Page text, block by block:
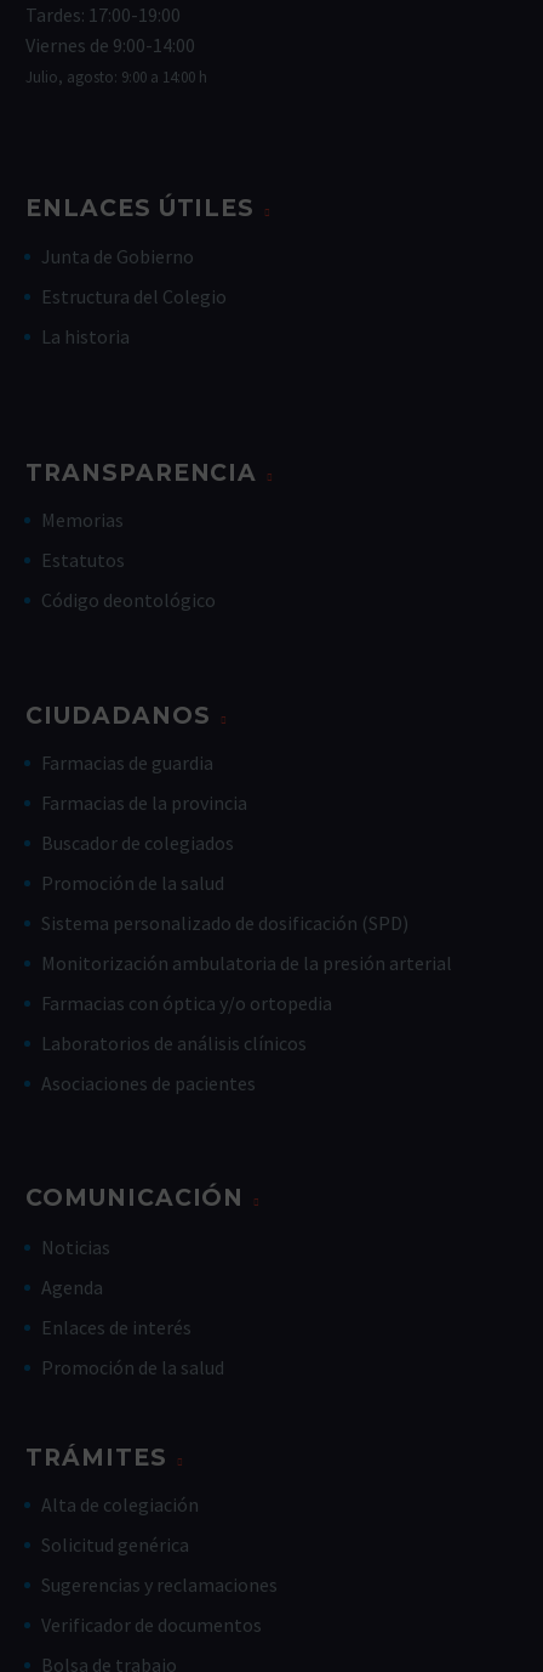
Tardes: 17:00-19:00
Viernes de 9:00-14:00
Julio, agosto: 9:00 a 14:00 h
ENLACES ÚTILES
Junta de Gobierno
Estructura del Colegio
La historia
TRANSPARENCIA
Memorias
Estatutos
Código deontológico
CIUDADANOS
Farmacias de guardia
Farmacias de la provincia
Buscador de colegiados
Promoción de la salud
Sistema personalizado de dosificación (SPD)
Monitorización ambulatoria de la presión arterial
Farmacias con óptica y/o ortopedia
Laboratorios de análisis clínicos
Asociaciones de pacientes
COMUNICACIÓN
Noticias
Agenda
Enlaces de interés
Promoción de la salud
TRÁMITES
Alta de colegiación
Solicitud genérica
Sugerencias y reclamaciones
Verificador de documentos
Bolsa de trabajo